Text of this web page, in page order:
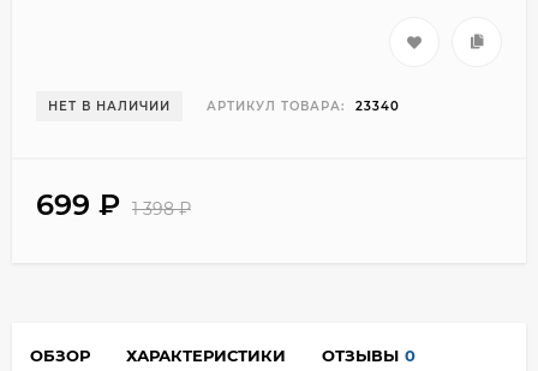
НЕТ В НАЛИЧИИ АРТИКУЛ ТОВАРА: 23340
699 ₽ 1 398₽
ОБЗОР ХАРАКТЕРИСТИКИ ОТЗЫВЫ 0